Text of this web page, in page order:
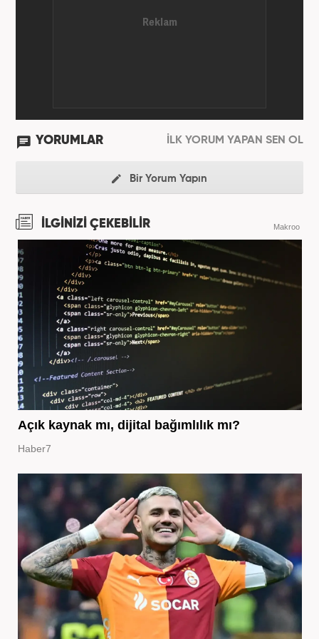
YORUMLAR İLK YORUM YAPAN SEN OL
Bir Yorum Yapın
İLGİNİZİ ÇEKEBİLİR Makroo
Açık kaynak mı, dijital bağımlılık mı?
Haber7